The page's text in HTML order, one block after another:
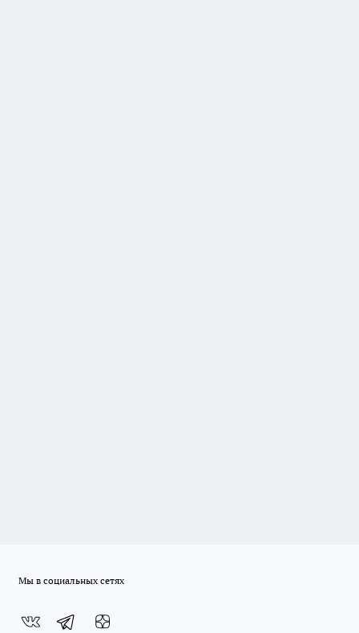
Мы в социальных сетях